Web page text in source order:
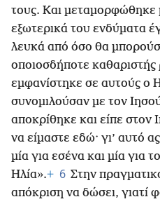
τους. Και μεταμορφώθηκε
εξωτερικά του ενδύματα
λευκά από όσο θα
οποιοσδήποτε
εμφανίστηκε σε αυτούς ο
συνομιλούσαν με τον
αποκρίθηκε και είπε στον
να είμαστε εδώ· γι’ αυτό
μία για εσένα και μία για
Ηλία».+ 6 Στην
απόκριση να δώσει, γιατί